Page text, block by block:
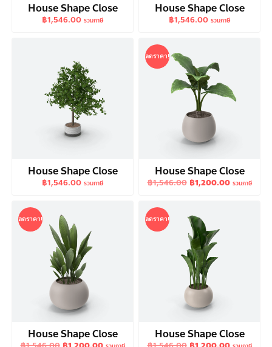
House Shape Close
฿1,546.00 รวมภาษี
House Shape Close
฿1,546.00 รวมภาษี
House Shape Close
฿1,546.00 รวมภาษี
ลดราคา!
House Shape Close
฿1,546.00 Original
฿1,546.00.
฿1,200.00Current
รวมภาษี
ลดราคา!
House Shape Close
ลดราคา!
House Shape Close